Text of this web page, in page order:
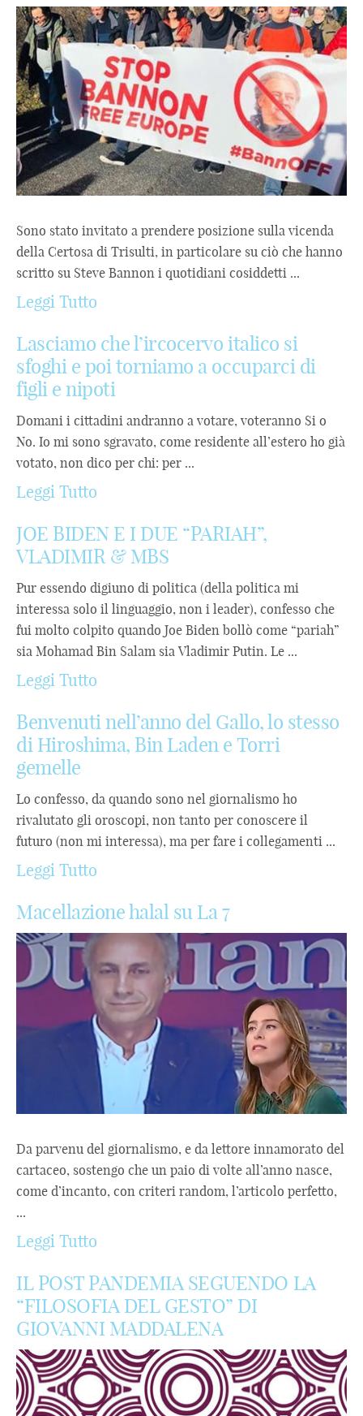
Sono stato invitato a prendere posizione sulla vicenda
della Certosa di Trisulti, in particolare su ciò che hanno
scritto su Steve Bannon i quotidiani cosiddetti ...
Leggi Tutto
Lasciamo che l’ircocervo italico si
sfoghi e poi torniamo a occuparci di
figli e nipoti
Domani i cittadini andranno a votare, voteranno Si o
No. Io mi sono sgravato, come residente all’estero ho già
votato, non dico per chi: per ...
Leggi Tutto
JOE BIDEN E I DUE “PARIAH”,
VLADIMIR & MBS
Pur essendo digiuno di politica (della politica mi
interessa solo il linguaggio, non i leader), confesso che
fui molto colpito quando Joe Biden bollò come “pariah”
sia Mohamad Bin Salam sia Vladimir Putin. Le ...
Leggi Tutto
Benvenuti nell’anno del Gallo, lo stesso
di Hiroshima, Bin Laden e Torri
gemelle
Lo confesso, da quando sono nel giornalismo ho
rivalutato gli oroscopi, non tanto per conoscere il
futuro (non mi interessa), ma per fare i collegamenti ...
Leggi Tutto
Macellazione halal su La 7
Da parvenu del giornalismo, e da lettore innamorato del
cartaceo, sostengo che un paio di volte all’anno nasce,
come d’incanto, con criteri random, l’articolo perfetto,
...
Leggi Tutto
IL POST PANDEMIA SEGUENDO LA
“FILOSOFIA DEL GESTO” DI
GIOVANNI MADDALENA